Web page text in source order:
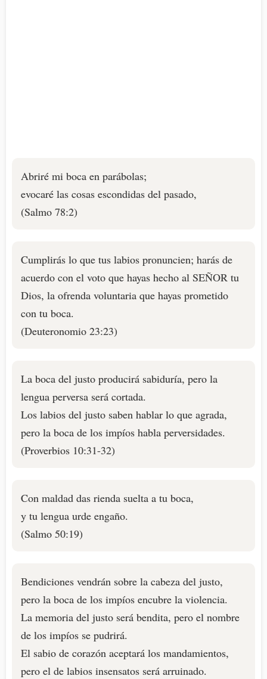
Abriré mi boca en parábolas;
evocaré las cosas escondidas del pasado,
(Salmo 78:2)
Cumplirás lo que tus labios pronuncien; harás de
acuerdo con el voto que hayas hecho al SEÑOR tu
Dios, la ofrenda voluntaria que hayas prometido
con tu boca.
(Deuteronomio 23:23)
La boca del justo producirá sabiduría, pero la
lengua perversa será cortada.
Los labios del justo saben hablar lo que agrada,
pero la boca de los impíos habla perversidades.
(Proverbios 10:31-32)
Con maldad das rienda suelta a tu boca,
y tu lengua urde engaño.
(Salmo 50:19)
Bendiciones vendrán sobre la cabeza del justo,
pero la boca de los impíos encubre la violencia.
La memoria del justo será bendita, pero el nombre
de los impíos se pudrirá.
El sabio de corazón aceptará los mandamientos,
pero el de labios insensatos será arruinado.